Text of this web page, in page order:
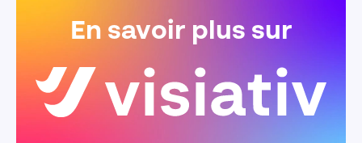
En savoir plus sur